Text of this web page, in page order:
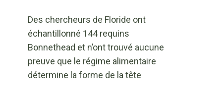
Des chercheurs de Floride ont
échantillonné 144 requins
Bonnethead et n’ont trouvé aucune
preuve que le régime alimentaire
détermine la forme de la tête